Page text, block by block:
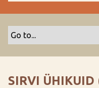
i
SIRVI ÜHIKUID